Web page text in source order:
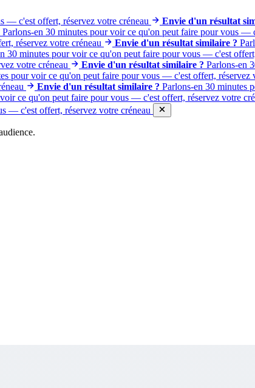
— c'est offert, réservez votre créneau Envie d'un résultat
Parlons-en 30 minutes pour voir ce qu'on peut faire pour vous —
réservez votre créneau Envie d'un résultat similaire ?
30 minutes pour voir ce qu'on peut faire pour vous — c'est
votre créneau Envie d'un résultat similaire ? Parlons-en
pour voir ce qu'on peut faire pour vous — c'est offert, réservez
Envie d'un résultat similaire ? Parlons-en 30 minutes
ce qu'on peut faire pour vous — c'est offert, réservez votre
— c'est offert, réservez votre créneau